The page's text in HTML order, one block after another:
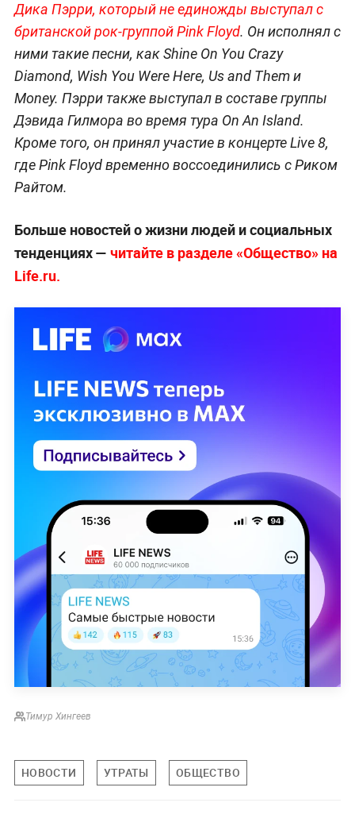
Дика Пэрри, который не единожды выступал с
британской рок-группой Pink Floyd. Он исполнял с
ними такие песни, как Shine On You Crazy
Diamond, Wish You Were Here, Us and Them и
Money. Пэрри также выступал в составе группы
Дэвида Гилмора во время тура On An Island.
Кроме того, он принял участие в концерте Live 8,
где Pink Floyd временно воссоединились с Риком
Райтом.
Больше новостей о жизни людей и социальных
тенденциях — читайте в разделе «Общество» на
Life.ru.
Тимур Хингеев
НОВОСТИ УТРАТЫ ОБЩЕСТВО